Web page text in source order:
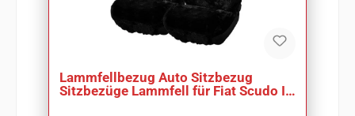
Lammfellbezug Auto Sitzbezug
Sitzbezüge Lammfell für Fiat Scudo III